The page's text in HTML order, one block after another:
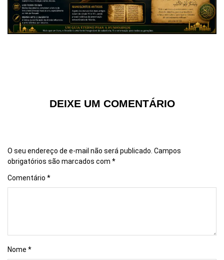
DEIXE UM COMENTÁRIO
O seu endereço de e-mail não será publicado. Campos
obrigatórios são marcados com *
Comentário *
Nome *